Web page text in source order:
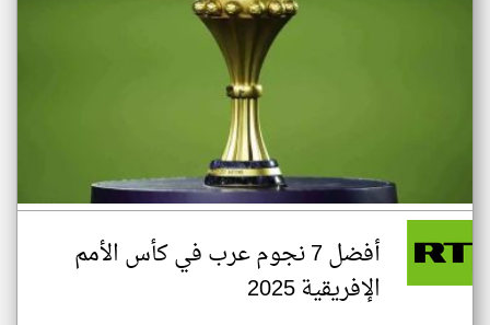
أفضل 7 نجوم عرب في كأس الأمم
الإفريقية 2025